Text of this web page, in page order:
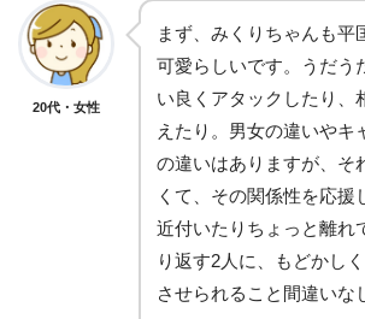
20代・女性
まず、みくりちゃんも平
可愛らしいです。うだう
い良くアタックしたり、
えたり。男女の違いやキ
の違いはありますが、そ
くて、その関係性を応援
近付いたりちょっと離れ
り返す2人に、もどかし
させられること間違いな